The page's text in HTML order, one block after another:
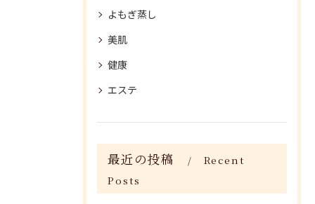
よもぎ蒸し
美肌
健康
エステ
最近の投稿
Recent
Posts